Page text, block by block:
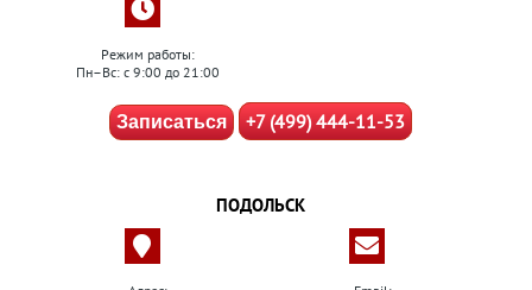
Режим работы:
Пн–Вс: с 9:00 до 21:00
Записаться +7 (499) 444-11-53
ПОДОЛЬСК